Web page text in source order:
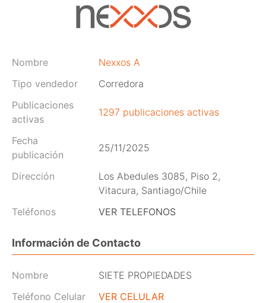
Nombre
Nexxos A
Tipo vendedor
Corredora
Publicaciones
activas
1297 publicaciones activas
Fecha
publicación
25/11/2025
Dirección
Los Abedules 3085, Piso 2,
Vitacura, Santiago/Chile
Teléfonos
VER TELEFONOS
Información de Contacto
Nombre
SIETE PROPIEDADES
Teléfono Celular
VER CELULAR